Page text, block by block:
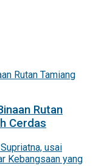
Rutan
Cerdas